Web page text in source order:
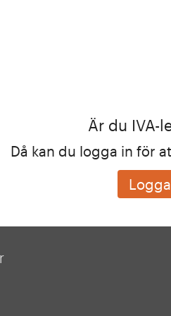
Är du IVA-
Då kan du logga in för